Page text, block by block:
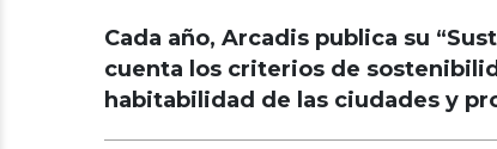
Cada año, Arcadis publica su
cuenta los criterios de
habitabilidad de las ciudades y